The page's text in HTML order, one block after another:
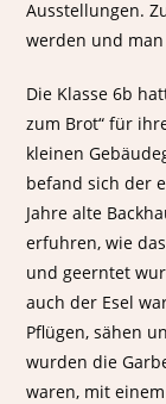
Ausstellungen.
werden und
Die Klasse 6b
zum Brot“ für
kleinen
befand sich der
Jahre alte
erfuhren, wie
und geerntet
auch der Esel
Pflügen, sähen
wurden die
waren, mit